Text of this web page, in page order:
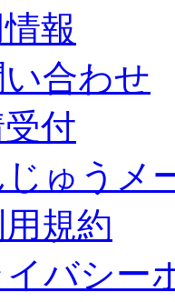
報
合わせ
付
ゅうメ
規約
バシー